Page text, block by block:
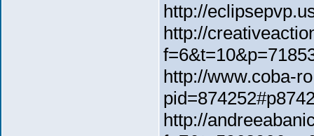
http://
http://
http://www.coba-
http://